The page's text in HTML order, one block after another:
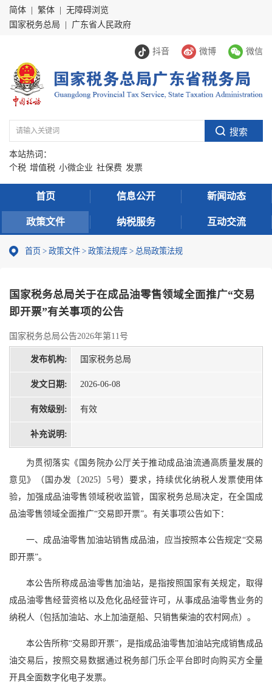
简体 繁体
无障碍浏览
国家税务总局
广东省人民政府
抖音 微博 微信
本站热词：
个税 增值税 小微企业 社保费 发票
首页 信息公开 新闻动态
政策文件 纳税服务 互动交流
首页 > 政策文件 > 政策法规库 > 总局政策法规
国家税务总局关于在成品油零售领域全面推广“交易
即开票”有关事项的公告
国家税务总局公告2026年第11号
发布机构: 国家税务总局
发文日期: 2026-06-08
有效级别: 有效
补充说明:
为贯彻落实《国务院办公厅关于推动成品油流通高质量发展的
意见》（国办发〔2025〕5号）要求，持续优化纳税人发票使用体
验，加强成品油零售领域税收监管，国家税务总局决定，在全国成
品油零售领域全面推广“交易即开票”。有关事项公告如下：
一、成品油零售加油站销售成品油，应当按照本公告规定“交易
即开票”。
本公告所称成品油零售加油站，是指按照国家有关规定，取得
成品油零售经营资格以及危化品经营许可，从事成品油零售业务的
纳税人（包括加油站、水上加油趸船、只销售柴油的农村网点）。
本公告所称“交易即开票”，是指成品油零售加油站完成销售成品
油交易后，按照交易数据通过税务部门乐企平台即时向购买方全量
开具全面数字化电子发票。